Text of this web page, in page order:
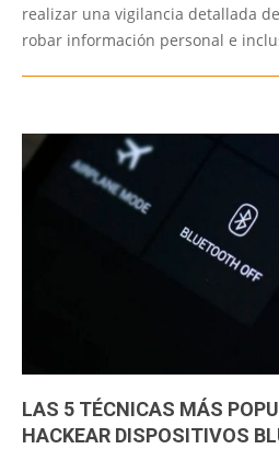
realizar una vigilancia detallada
robar información personal e
LAS 5 TÉCNICAS MÁS
HACKEAR DISPOSITIVOS